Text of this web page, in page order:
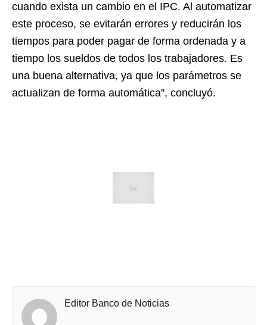
cuando exista un cambio en el IPC. Al automatizar
este proceso, se evitarán errores y reducirán los
tiempos para poder pagar de forma ordenada y a
tiempo los sueldos de todos los trabajadores. Es
una buena alternativa, ya que los parámetros se
actualizan de forma automática”, concluyó.
Editor Banco de Noticias